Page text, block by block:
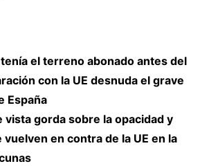
el terreno abonado antes del
con la UE desnuda el grave
España
vista gorda sobre la opacidad y
vuelven en contra de la UE en la